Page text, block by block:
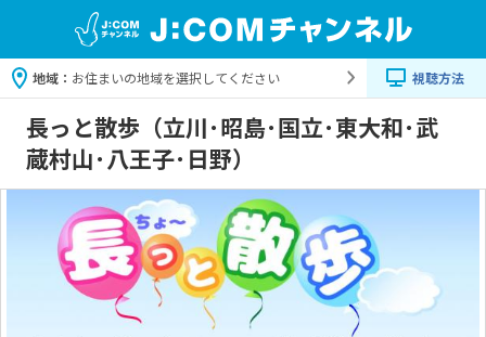
地域： お住まいの地域を選択してください 視聴方法
長っと散歩（立川･昭島･国立･東大和･武
蔵村山･八王子･日野）